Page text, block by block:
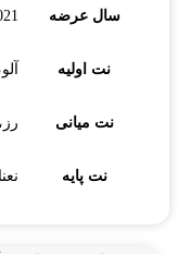
سال عرضه
نت اولیه
نت میانی
نت پایه